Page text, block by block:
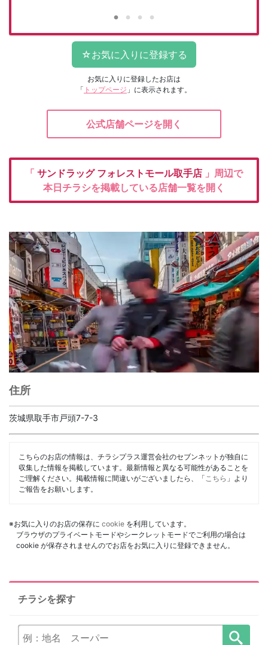
お気に入りに登録したお店は
「 トップページ 」に表示されます。
公式店舗ページを開く
「 サンドラッグ フォレストモール取手店 」周辺で
本日チラシを掲載している店舗一覧を開く
住所
茨城県取手市戸頭7-7-3
こちらのお店の情報は、チラシプラス運営会社のセブンネットが独自に
収集した情報を掲載しています。最新情報と異なる可能性があることを
ご理解ください。掲載情報に間違いがございましたら、「 こちら 」より
ご報告をお願いします。
※お気に入りのお店の保存に cookie を利用しています。
ブラウザのプライベートモードやシークレットモードでご利用の場合は
cookie が保存されませんのでお店をお気に入りに登録できません。
チラシを探す